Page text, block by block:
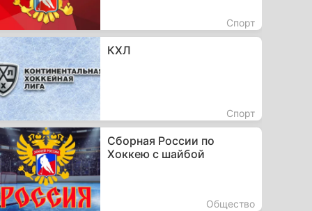
Спорт
КХЛ
Спорт
Сборная России по
Хоккею с шайбой
Общество